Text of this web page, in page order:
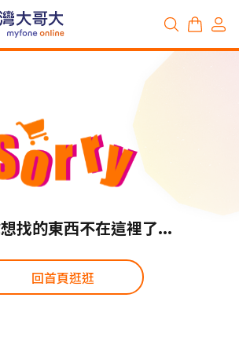
找的東西不在這裡了...
回首頁逛逛